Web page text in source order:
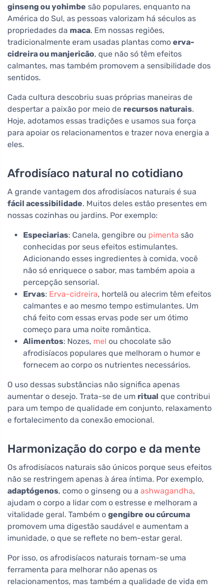
ginseng ou yohimbe são populares, enquanto na
América do Sul, as pessoas valorizam há séculos as
propriedades da maca. Em nossas regiões,
tradicionalmente eram usadas plantas como erva-
cidreira ou manjericão, que não só têm efeitos
calmantes, mas também promovem a sensibilidade dos
sentidos.
Cada cultura descobriu suas próprias maneiras de
despertar a paixão por meio de recursos naturais.
Hoje, adotamos essas tradições e usamos sua força
para apoiar os relacionamentos e trazer nova energia a
eles.
Afrodisíaco natural no cotidiano
A grande vantagem dos afrodisíacos naturais é sua
fácil acessibilidade. Muitos deles estão presentes em
nossas cozinhas ou jardins. Por exemplo:
Especiarias: Canela, gengibre ou pimenta são
conhecidas por seus efeitos estimulantes.
Adicionando esses ingredientes à comida, você
não só enriquece o sabor, mas também apoia a
percepção sensorial.
Ervas: Erva-cidreira, hortelã ou alecrim têm efeitos
calmantes e ao mesmo tempo estimulantes. Um
chá feito com essas ervas pode ser um ótimo
começo para uma noite romântica.
Alimentos: Nozes, mel ou chocolate são
afrodisíacos populares que melhoram o humor e
fornecem ao corpo os nutrientes necessários.
O uso dessas substâncias não significa apenas
aumentar o desejo. Trata-se de um ritual que contribui
para um tempo de qualidade em conjunto, relaxamento
e fortalecimento da conexão emocional.
Harmonização do corpo e da mente
Os afrodisíacos naturais são únicos porque seus efeitos
não se restringem apenas à área íntima. Por exemplo,
adaptógenos, como o ginseng ou a ashwagandha,
ajudam o corpo a lidar com o estresse e melhoram a
vitalidade geral. Também o gengibre ou cúrcuma
promovem uma digestão saudável e aumentam a
imunidade, o que se reflete no bem-estar geral.
Por isso, os afrodisíacos naturais tornam-se uma
ferramenta para melhorar não apenas os
relacionamentos, mas também a qualidade de vida em